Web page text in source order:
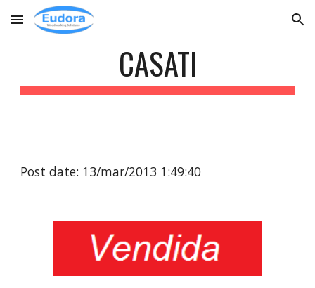
Skip to main content Skip to navigation
CASATI
Post date: 13/mar/2013 1:49:40